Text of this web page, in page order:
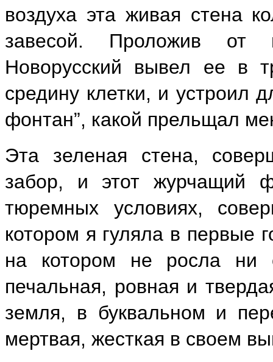
воздуха эта живая стена
завесой. Проложив от
Новорусский вывел ее в
средину клетки, и устроил
фонтан”, какой прельщал
Эта зеленая стена,
забор, и этот журчащий
тюремных условиях,
котором я гуляла в первые
на котором не росла ни
печальная, ровная и
земля, в буквальном и
мертвая, жесткая в своем